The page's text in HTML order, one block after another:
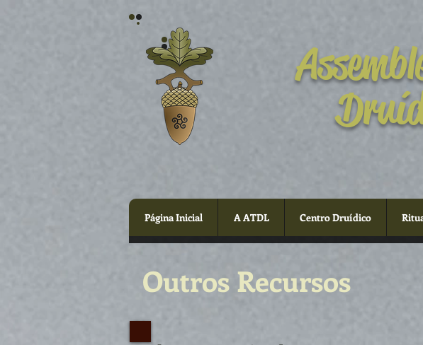
Página Inicial A ATDL Centro Druídico
Outros Recursos